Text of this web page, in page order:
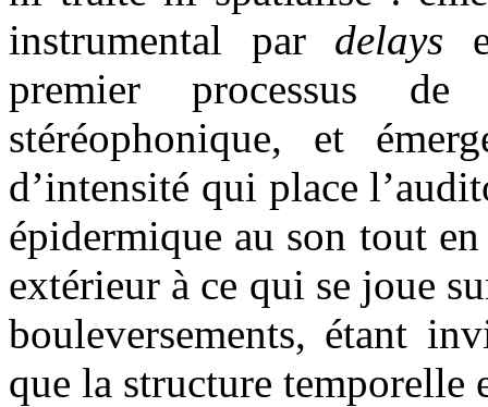
instrumental par delays
premier processus de
stéréophonique, et
d’intensité qui place
épidermique au son tout
extérieur à ce qui se joue
bouleversements, étant
que la structure temporelle